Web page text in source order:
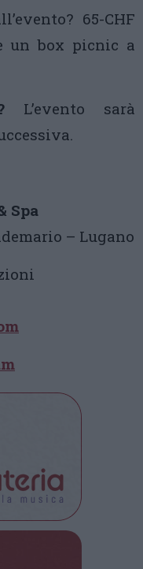
65-CHF
un box picnic a
L’evento sarà
Spa
– Lugano